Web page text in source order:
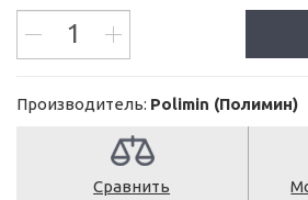
Производитель: Polimin (Полимин)
Сравнить